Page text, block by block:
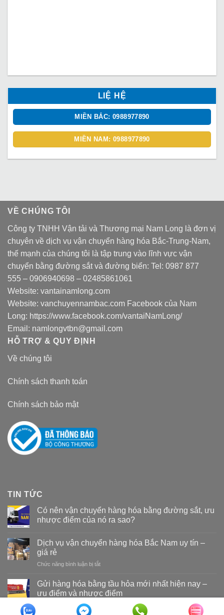
LIỆ HỆ
MIỀN BẮC: 0988977890
MIỀN NAM: 0988977890
VỀ CHÚNG TÔI
Công ty TNHH Vận tải và Thương mại Nam Long là đơn vị
chuyên về dịch vụ vận chuyển hàng hóa Bắc-Trung-Nam,
thế mạnh của chúng tôi là tập trung vào lĩnh vực vận
chuyển bằng đường sắt và đường biển: Tel: 0987 877
555 – 0906940698 – 02485861061
Website: vantainamlong.com
Website: vanchuyennambac.com Facebook của Nam
Long: https://www.facebook.com/vantaiNamLong/
Email: namlongvtbn@gmail.com
HỖ TRỢ & QUY ĐỊNH
Về chúng tôi
Chính sách thanh toán
Chính sách bảo mật
TIN TỨC
Có nên vận chuyển hàng hóa bằng đường sắt, ưu
nhược điểm của nó ra sao?
Dịch vụ vận chuyển hàng hóa Bắc Nam uy tín –
giá rẻ
Chức năng bình luận bị tắt
vụ
vận
chuyển
Gửi hàng hóa bằng tầu hỏa mới nhất hiện nay –
ưu điểm và nhược điểm